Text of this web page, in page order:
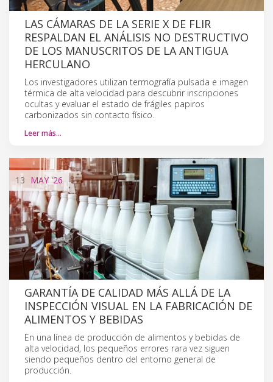
LAS CÁMARAS DE LA SERIE X DE FLIR
RESPALDAN EL ANÁLISIS NO DESTRUCTIVO
DE LOS MANUSCRITOS DE LA ANTIGUA
HERCULANO
Los investigadores utilizan termografía pulsada e imagen
térmica de alta velocidad para descubrir inscripciones
ocultas y evaluar el estado de frágiles papiros
carbonizados sin contacto físico.
Leer más…
13 MAY'26
GARANTÍA DE CALIDAD MÁS ALLÁ DE LA
INSPECCIÓN VISUAL EN LA FABRICACIÓN DE
ALIMENTOS Y BEBIDAS
En una línea de producción de alimentos y bebidas de
alta velocidad, los pequeños errores rara vez siguen
siendo pequeños dentro del entorno general de
producción.